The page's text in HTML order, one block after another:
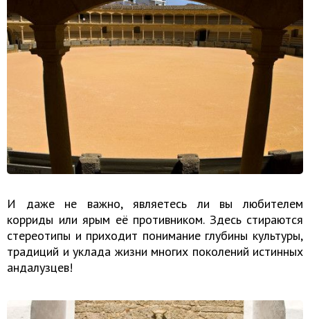
И даже не важно, являетесь ли вы любителем
корриды или ярым её противником. Здесь стираются
стереотипы и приходит понимание глубины культуры,
традиций и уклада жизни многих поколений истинных
андалузцев!